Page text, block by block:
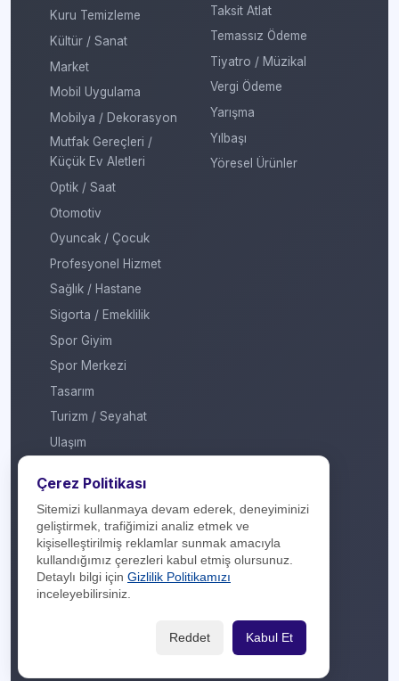
Kuru Temizleme
Kültür / Sanat
Market
Mobil Uygulama
Mobilya / Dekorasyon
Mutfak Gereçleri /
Küçük Ev Aletleri
Optik / Saat
Otomotiv
Oyuncak / Çocuk
Profesyonel Hizmet
Sağlık / Hastane
Sigorta / Emeklilik
Spor Giyim
Spor Merkezi
Tasarım
Turizm / Seyahat
Ulaşım
Yapı Marketi
Yurt Dışı / Duty Free
Taksit Atlat
Temassız Ödeme
Tiyatro / Müzikal
Vergi Ödeme
Yarışma
Yılbaşı
Yöresel Ürünler
Hakkımızda
İletişim
Çerez Politikası
Sitemizi kullanmaya devam ederek, deneyiminizi
geliştirmek, trafiğimizi analiz etmek ve
kişiselleştirilmiş reklamlar sunmak amacıyla
kullandığımız çerezleri kabul etmiş olursunuz.
Detaylı bilgi için Gizlilik Politikamızı
inceleyebilirsiniz.
Reddet Kabul Et